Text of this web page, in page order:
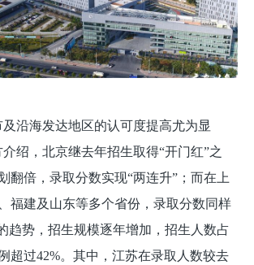
沿海发达地区的认可度提高尤为显
绍，北京继去年招生取得“开门红”之
翻倍，录取分数实现“两连升”；而在上
福建及山东等多个省份，录取分数同样
趋势，招生规模逐年增加，招生人数占
超过42%。其中，江苏在录取人数较去